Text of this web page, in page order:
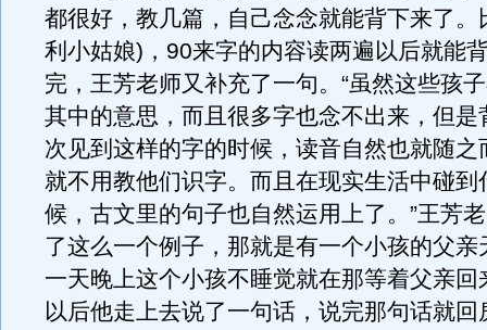
都很好，教几篇，自己念念就能背下来了。
利小姑娘)，90来字的内容读两遍以后就能
完，王芳老师又补充了一句。“虽然这些孩
其中的意思，而且很多字也念不出来，但是
次见到这样的字的时候，读音自然也就随之
就不用教他们识字。而且在现实生活中碰到
候，古文里的句子也自然运用上了。”王芳
了这么一个例子，那就是有一个小孩的父亲
一天晚上这个小孩不睡觉就在那等着父亲回
以后他走上去说了一句话，说完那句话就回